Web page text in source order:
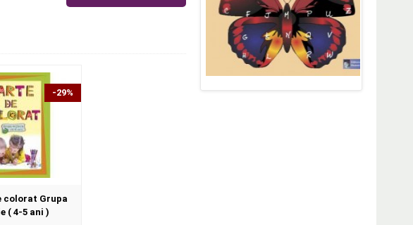
-29%
colorat Grupa
( 4-5 ani )